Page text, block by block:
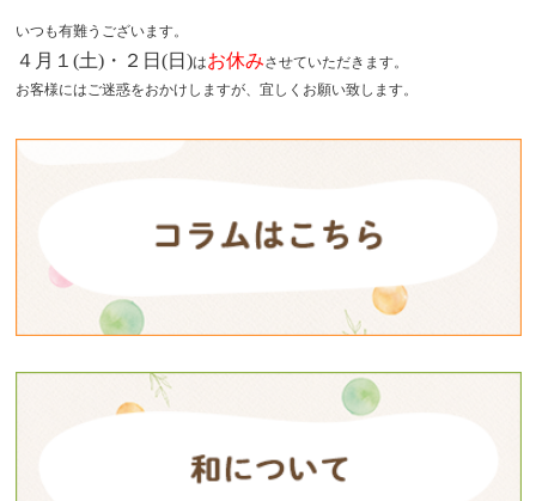
いつも有難うございます。
４月１(土)・２日(日)はお休みさせていただきます。
お客様にはご迷惑をおかけしますが、宜しくお願い致します。